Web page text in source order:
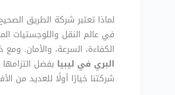
لماذا تعتبر شركة الطريق
في عالم النقل واللوجستيات
الكفاءة، السرعة، والأمان.
البري في ليبيا بفضل
شركتنا خيارًا أولًا للعديد من